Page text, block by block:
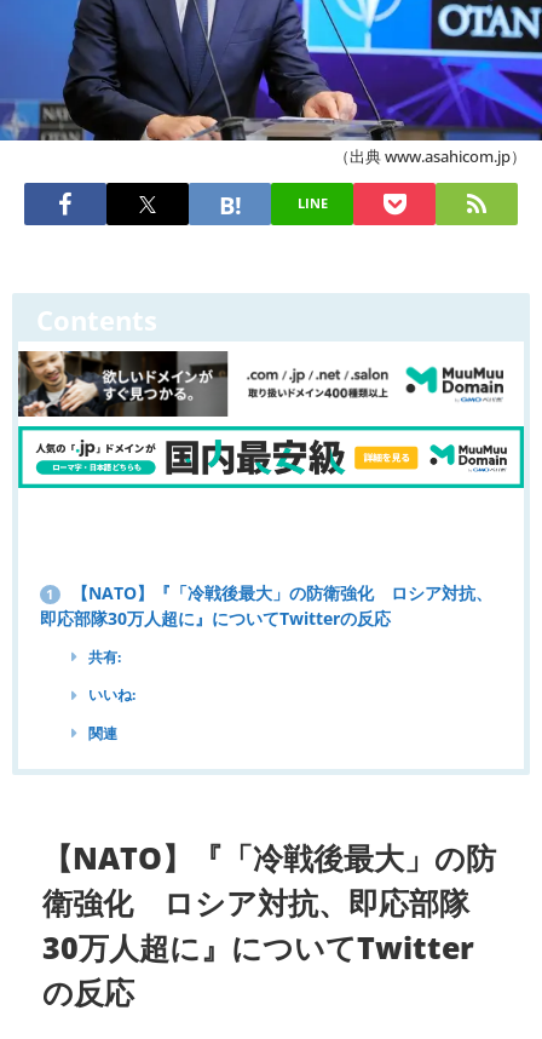
（出典 www.asahicom.jp）
LINE
Contents
1
【NATO】『「冷戦後最大」の防衛強化 ロシア対抗、
即応部隊30万人超に』についてTwitterの反応
共有:
いいね:
関連
【NATO】『「冷戦後最大」の防
衛強化 ロシア対抗、即応部隊
30万人超に』についてTwitter
の反応